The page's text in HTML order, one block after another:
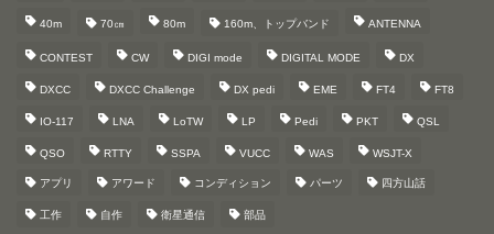
40m 70㎝ 80m 160m、トップバンド ANTENNA
CONTEST CW DIGI mode DIGITAL MODE DX
DXCC DXCC Challenge DX pedi EME FT4 FT8
IO-117 LNA LoTW LP Pedi PKT QSL
QSO RTTY SSPA VUCC WAS WSJT-X
アプリ アワード コンディション パーツ 四方山話
工作 自作 衛星通信 部品